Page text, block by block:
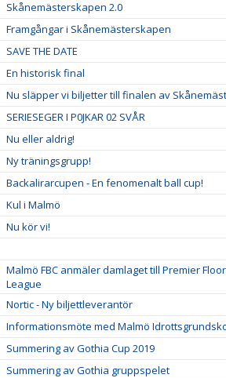
Skånemästerskapen 2.0
Framgångar i Skånemästerskapen
SAVE THE DATE
En historisk final
Nu släpper vi biljetter till finalen av
SERIESEGER I P0JKAR 02 SVÅR
Nu eller aldrig!
Ny träningsgrupp!
Backalirarcupen - En fenomenalt ball cup!
Kul i Malmö
Nu kör vi!
Malmö FBC anmäler damlaget till Premier
League
Nortic - Ny biljettleverantör
Informationsmöte med Malmö
Summering av Gothia Cup 2019
Summering av Gothia gruppspelet